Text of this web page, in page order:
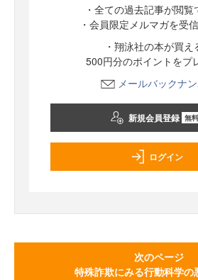
・全ての過去記事が閲覧
・会員限定メルマガを受
・翔泳社の本が買え
500円分のポイントをプ
メールバックナ
新規会員登録 無料
ログイン
次のページ
特殊詐欺にみる行動科学の